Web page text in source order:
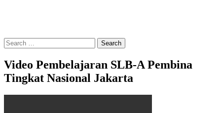
Search
for:
Video Pembelajaran SLB-A Pembina
Tingkat Nasional Jakarta